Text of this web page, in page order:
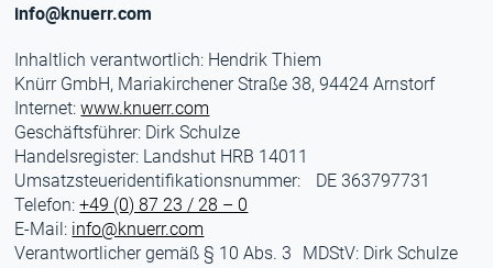
info@knuerr.com
Inhaltlich verantwortlich: Hendrik Thiem
Knürr GmbH, Mariakirchener Straße 38, 94424 Arnstorf
Internet:www.knuerr.com
Geschäftsführer: Dirk Schulze
Handelsregister: Landshut HRB 14011
Umsatzsteueridentifikationsnummer: DE 363797731
Telefon:+49 (0) 87 23 / 28 – 0
E-Mail: info@knuerr.com
Verantwortlicher gemäß § 10 Abs. 3 MDStV: Dirk Schulze